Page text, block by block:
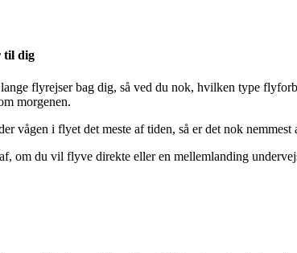
til dig
flyrejser bag dig, så ved du nok, hvilken type
morgenen.
vågen i flyet det meste af tiden, så er det nok
om du vil flyve direkte eller en mellemlanding